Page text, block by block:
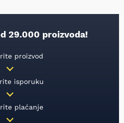
29.000 proizvoda!
proizvod
isporuku
plaćanje